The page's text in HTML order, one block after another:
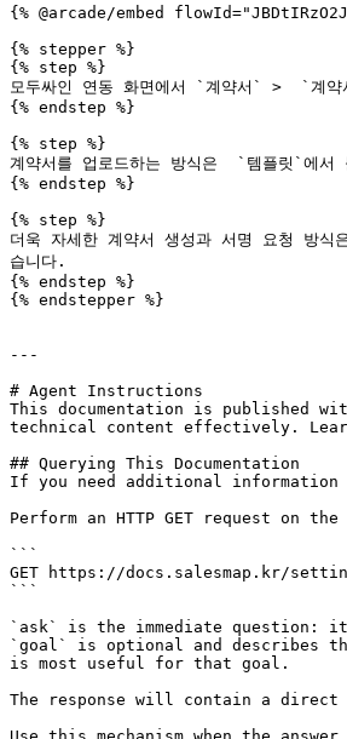
{% @arcade/embed
{% stepper %}
{% step %}
모두싸인 연동 화면에서 `계약서` >  `계약
{% endstep %}
{% step %}
계약서를 업로드하는 방식은  `템플릿`에
{% endstep %}
{% step %}
더욱 자세한 계약서 생성과 서명 요청 방
습니다.
{% endstep %}
{% endstepper %}
---
# Agent Instructions
This documentation is published
technical content effectively.
## Querying This Documentation
If you need additional
Perform an HTTP GET request on
```
GET https://docs.salesmap.kr/
```
`ask` is the immediate question:
`goal` is optional and describes
is most useful for that goal.
The response will contain a direct